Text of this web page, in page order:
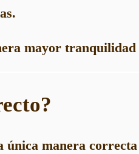
mayor
única manera